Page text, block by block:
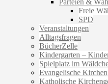
Parteien &
Freie
SPD
Veranstaltungen
Alltagsfragen
BücherZelle
Kindergarten –
Spielplatz im
Evangelische
Katholische